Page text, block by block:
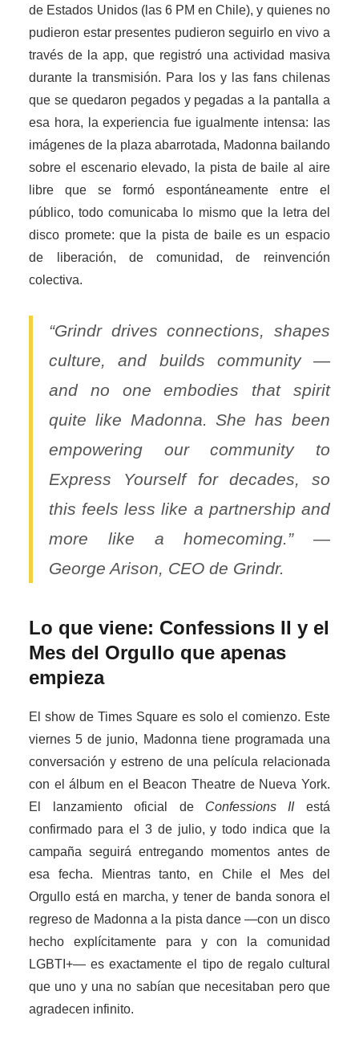
de Estados Unidos (las 6 PM en Chile), y quienes no
pudieron estar presentes pudieron seguirlo en vivo a
través de la app, que registró una actividad masiva
durante la transmisión. Para los y las fans chilenas
que se quedaron pegados y pegadas a la pantalla a
esa hora, la experiencia fue igualmente intensa: las
imágenes de la plaza abarrotada, Madonna bailando
sobre el escenario elevado, la pista de baile al aire
libre que se formó espontáneamente entre el
público, todo comunicaba lo mismo que la letra del
disco promete: que la pista de baile es un espacio
de liberación, de comunidad, de reinvención
colectiva.
“Grindr drives connections, shapes
culture, and builds community —
and no one embodies that spirit
quite like Madonna. She has been
empowering our community to
Express Yourself for decades, so
this feels less like a partnership and
more like a homecoming.” —
George Arison, CEO de Grindr.
Lo que viene: Confessions II y el
Mes del Orgullo que apenas
empieza
El show de Times Square es solo el comienzo. Este
viernes 5 de junio, Madonna tiene programada una
conversación y estreno de una película relacionada
con el álbum en el Beacon Theatre de Nueva York.
El lanzamiento oficial de Confessions IIestá
confirmado para el 3 de julio, y todo indica que la
campaña seguirá entregando momentos antes de
esa fecha. Mientras tanto, en Chile el Mes del
Orgullo está en marcha, y tener de banda sonora el
regreso de Madonna a la pista dance —con un disco
hecho explícitamente para y con la comunidad
LGBTI+— es exactamente el tipo de regalo cultural
que uno y una no sabían que necesitaban pero que
agradecen infinito.